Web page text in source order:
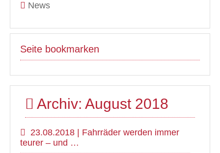
News
Seite bookmarken
Archiv: August 2018
23.08.2018 | Fahrräder werden immer
teurer – und …